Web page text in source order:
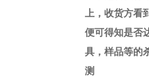
上，收货方
便可得知是否
具，样品等的
测